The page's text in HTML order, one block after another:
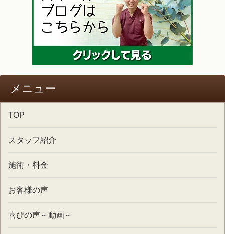
メニュー
TOP
スタッフ紹介
施術・料金
お客様の声
喜びの声～動画～